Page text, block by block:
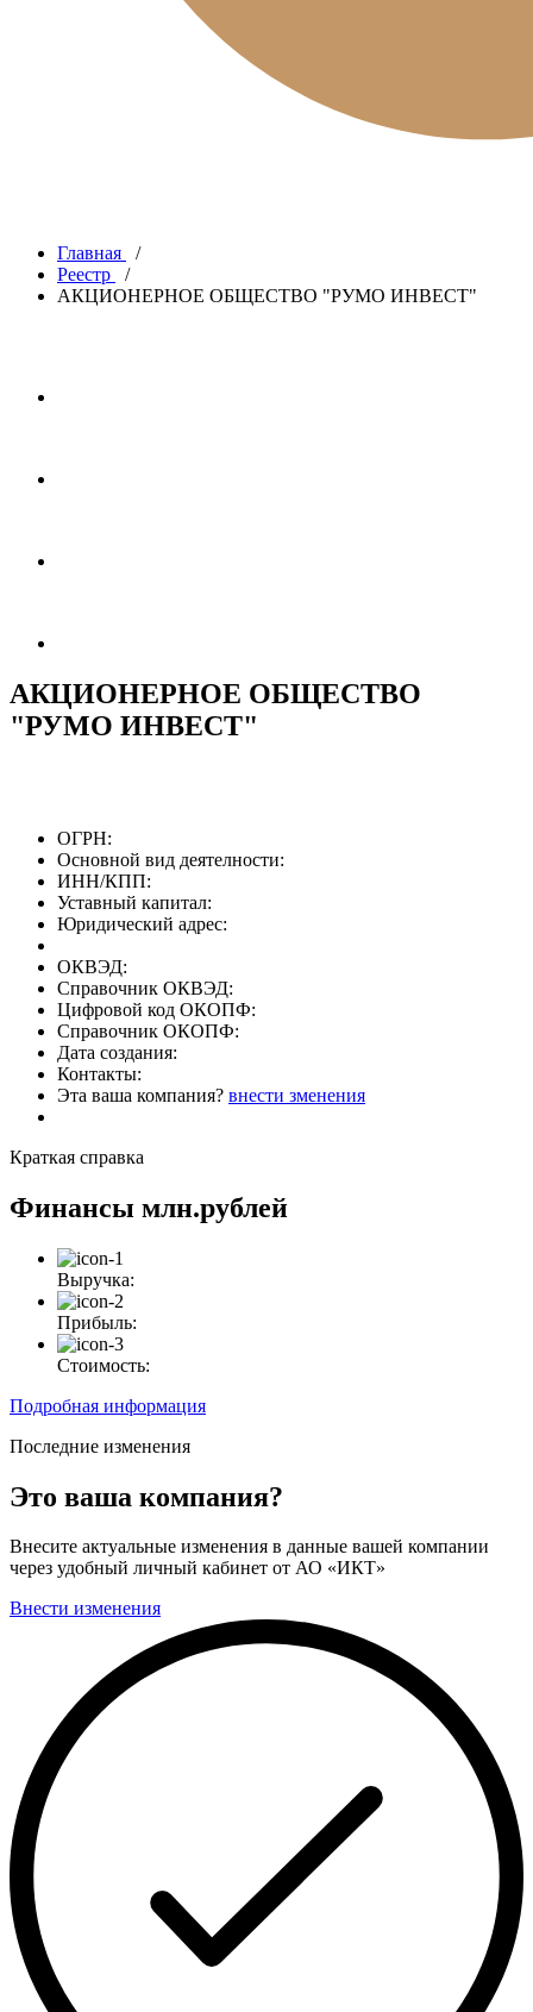
Главная
/
Реестр
/
АКЦИОНЕРНОЕ ОБЩЕСТВО "РУМО ИНВЕСТ"
АКЦИОНЕРНОЕ ОБЩЕСТВО
"РУМО ИНВЕСТ"
ОГРН:
Основной вид деятелности:
ИНН/КПП:
Уставный капитал:
Юридический адрес:
ОКВЭД:
Справочник ОКВЭД:
Цифровой код ОКОПФ:
Справочник ОКОПФ:
Дата создания:
Контакты:
Эта ваша компания? внести зменения
Краткая справка
Финансы млн.рублей
Выручка:
Прибыль:
Стоимость:
Подробная информация
Последние изменения
Это ваша компания?
Внесите актуальные изменения в данные вашей компании
через удобный личный кабинет от АО «ИКТ»
Внести изменения